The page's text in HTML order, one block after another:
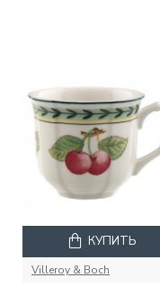
Villeroy & Boch
КУПИТЬ